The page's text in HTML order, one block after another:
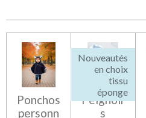
Ponchos
personn
Nouveautés
en choix
tissu
éponge
Peignoir
s